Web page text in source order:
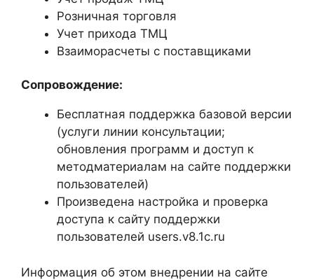
Розничная торговля
Учет прихода ТМЦ
Взаиморасчеты с поставщиками
Сопровождение:
Бесплатная поддержка базовой версии
(услуги линии консультации;
обновления программ и доступ к
методматериалам на сайте поддержки
пользователей)
Произведена настройка и проверка
доступа к сайту поддержки
пользователей users.v8.1c.ru
Информация об этом внедрении на сайте